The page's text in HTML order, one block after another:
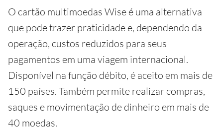
O cartão multimoedas Wise é uma alternativa
que pode trazer praticidade e, dependendo da
operação, custos reduzidos para seus
pagamentos em uma viagem internacional.
Disponível na função débito, é aceito em mais de
150 países. Também permite realizar compras,
saques e movimentação de dinheiro em mais de
40 moedas.